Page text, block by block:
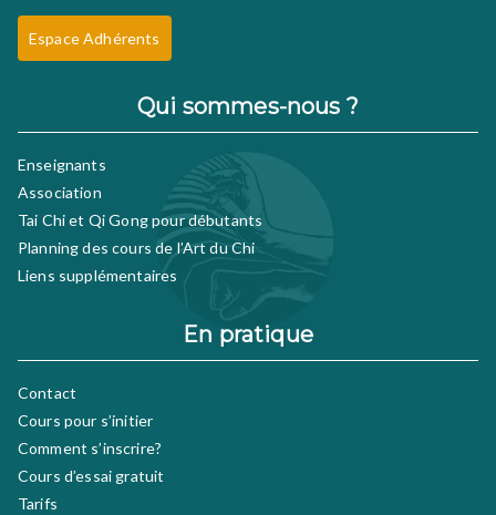
Espace Adhérents
Qui sommes-nous ?
Enseignants
Association
Tai Chi et Qi Gong pour débutants
Planning des cours de l’Art du Chi
Liens supplémentaires
En pratique
Contact
Cours pour s’initier
Comment s’inscrire?
Cours d’essai gratuit
Tarifs